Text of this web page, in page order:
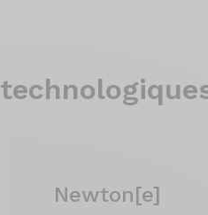
Newton[e]